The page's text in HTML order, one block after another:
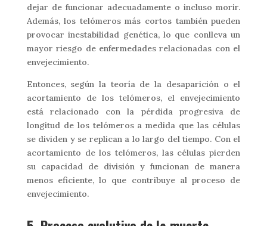
dejar de funcionar adecuadamente o incluso morir.
Además, los telómeros más cortos también pueden
provocar inestabilidad genética, lo que conlleva un
mayor riesgo de enfermedades relacionadas con el
envejecimiento.
Entonces, según la teoría de la desaparición o el
acortamiento de los telómeros, el envejecimiento
está relacionado con la pérdida progresiva de
longitud de los telómeros a medida que las células
se dividen y se replican a lo largo del tiempo. Con el
acortamiento de los telómeros, las células pierden
su capacidad de división y funcionan de manera
menos eficiente, lo que contribuye al proceso de
envejecimiento.